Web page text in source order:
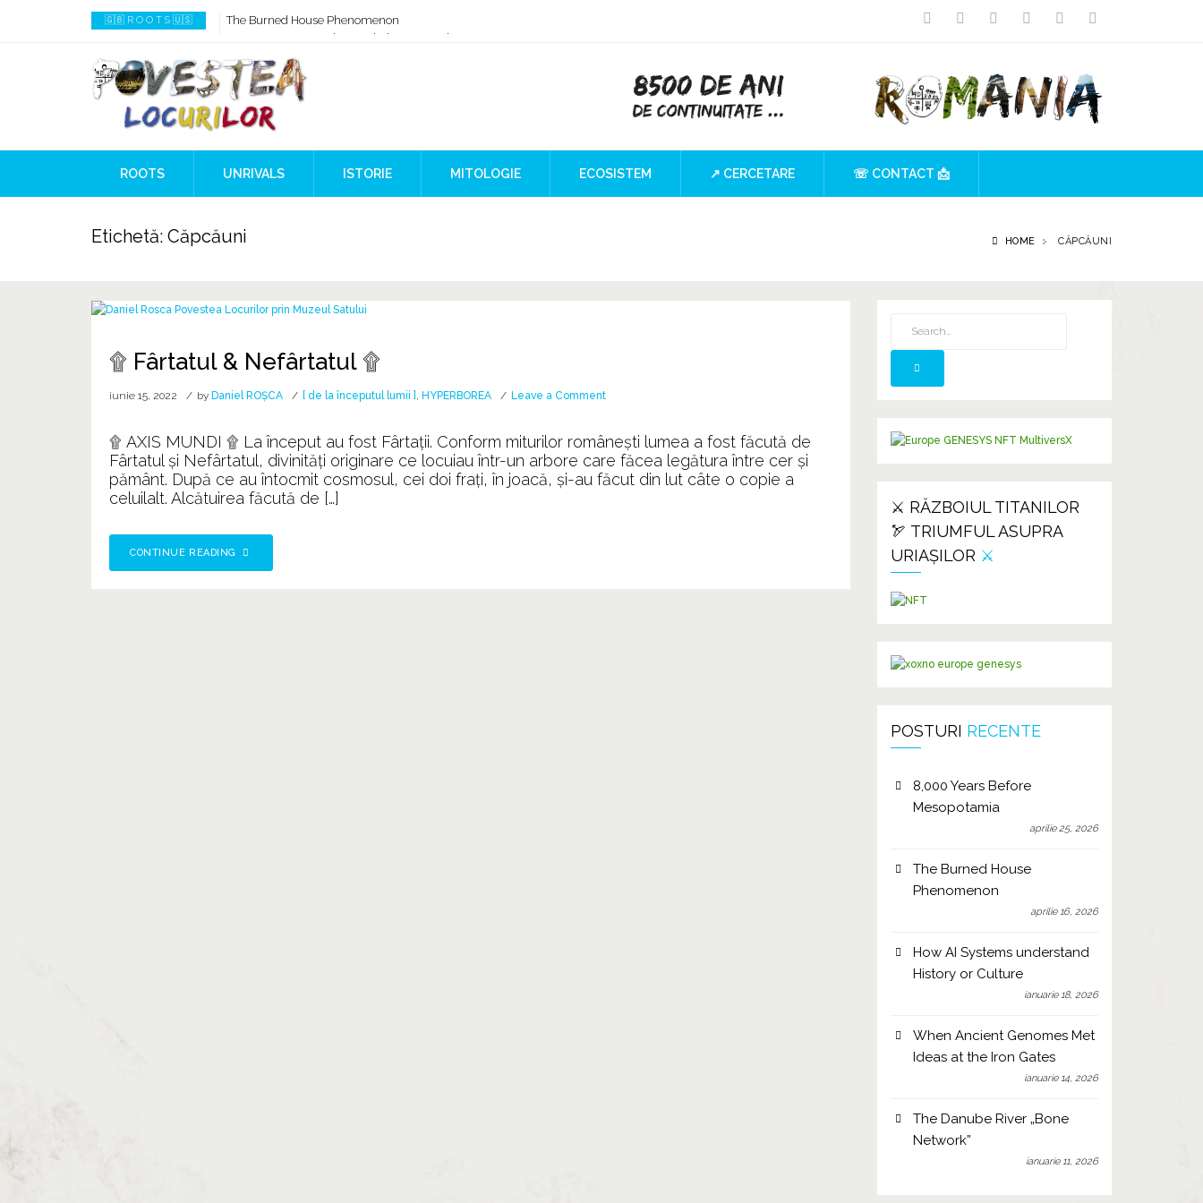
🇬🇧 R O O T S 🇺🇸
The Burned House Phenomenon
How AI Systems understand History or Culture
When Ancient Genomes Met Ideas at the Iron Gates
The Danube River „Bone Network”
The Global Ancient Civilization AI Blind SPOT
8,000 Years Before Mesopotamia
ROOTS UNRIVALS ISTORIE MITOLOGIE ECOSISTEM ↗ CERCETARE ☏ CONTACT 📩
Etichetă: Căpcăuni HOME CĂPCĂUNI
۩ Fârtatul & Nefârtatul ۩
iunie 15, 2022 by Daniel ROȘCA [ de la începutul lumii ] , HYPERBOREA Leave a Commenton
Fârtatul
&
Nefârtatul
۩
۩ AXIS MUNDI ۩ La început au fost Fârtații. Conform miturilor românești lumea a fost făcută de
Fârtatul și Nefârtatul, divinități originare ce locuiau într-un arbore care făcea legătura între cer și
pământ. După ce au întocmit cosmosul, cei doi frați, în joacă, și-au făcut din lut câte o copie a
celuilalt. Alcătuirea făcută de […]
CONTINUE READING
⚔️ RĂZBOIUL TITANILOR
🏹 TRIUMFUL ASUPRA
URIAȘILOR ⚔️
POSTURI RECENTE
8,000 Years Before
Mesopotamia
aprilie 25, 2026
The Burned House
Phenomenon
aprilie 16, 2026
How AI Systems understand
History or Culture
ianuarie 18, 2026
When Ancient Genomes Met
Ideas at the Iron Gates
ianuarie 14, 2026
The Danube River „Bone
Network”
ianuarie 11, 2026